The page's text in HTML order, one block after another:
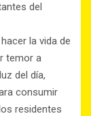
del
la vida de
temor a
del día,
consumir
residentes